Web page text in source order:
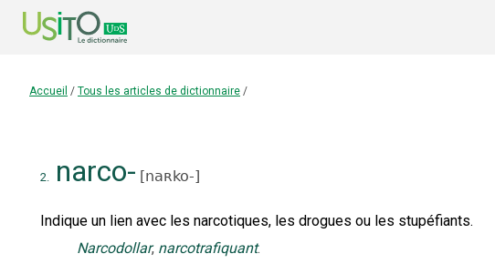
Accueil / Tous les articles de dictionnaire /
2. narco- [naʀko-]
Indique un lien avec les narcotiques, les drogues ou les stupéfiants.
Narcodollar, narcotrafiquant.